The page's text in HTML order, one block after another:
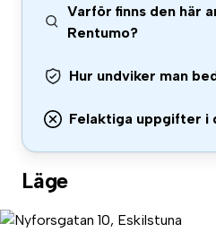
Varför finns den här
Rentumo?
Hur undviker man
Felaktiga uppgifter i
Läge